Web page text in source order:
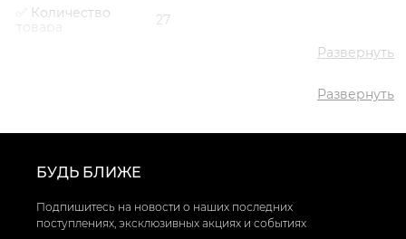
✅ Количество
товара
27
популярный товар
Развернуть
Развернуть
БУДЬ БЛИЖЕ
Подпишитесь на новости о наших последних
поступлениях, эксклюзивных акциях и событиях